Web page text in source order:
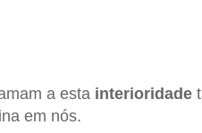
a esta interioridade
em nós.